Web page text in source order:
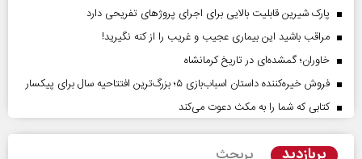
پارک شیرین قابلیت‌ بالایی برای اجرای پروژهای تفریحی دارد
مراقب باشید این بیماری عجیب و غریب را از کنه نگیرید!
خاوران؛ گمشده‌ای در تاریخ کرمانشاه
فروش خیره‌کننده داستان اسباب‌بازی ۵؛ بزرگ‌ترین افتتاحیه سال برای پیکسار
کتابی که شما را به مکث دعوت می‌کند